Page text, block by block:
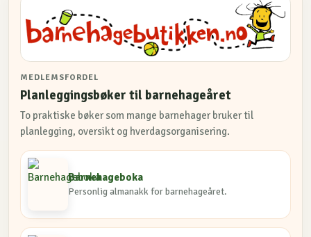
MEDLEMSFORDEL
Planleggingsbøker til barnehageåret
To praktiske bøker som mange barnehager bruker til
planlegging, oversikt og hverdagsorganisering.
Barnehageboka
Personlig almanakk for barnehageåret.